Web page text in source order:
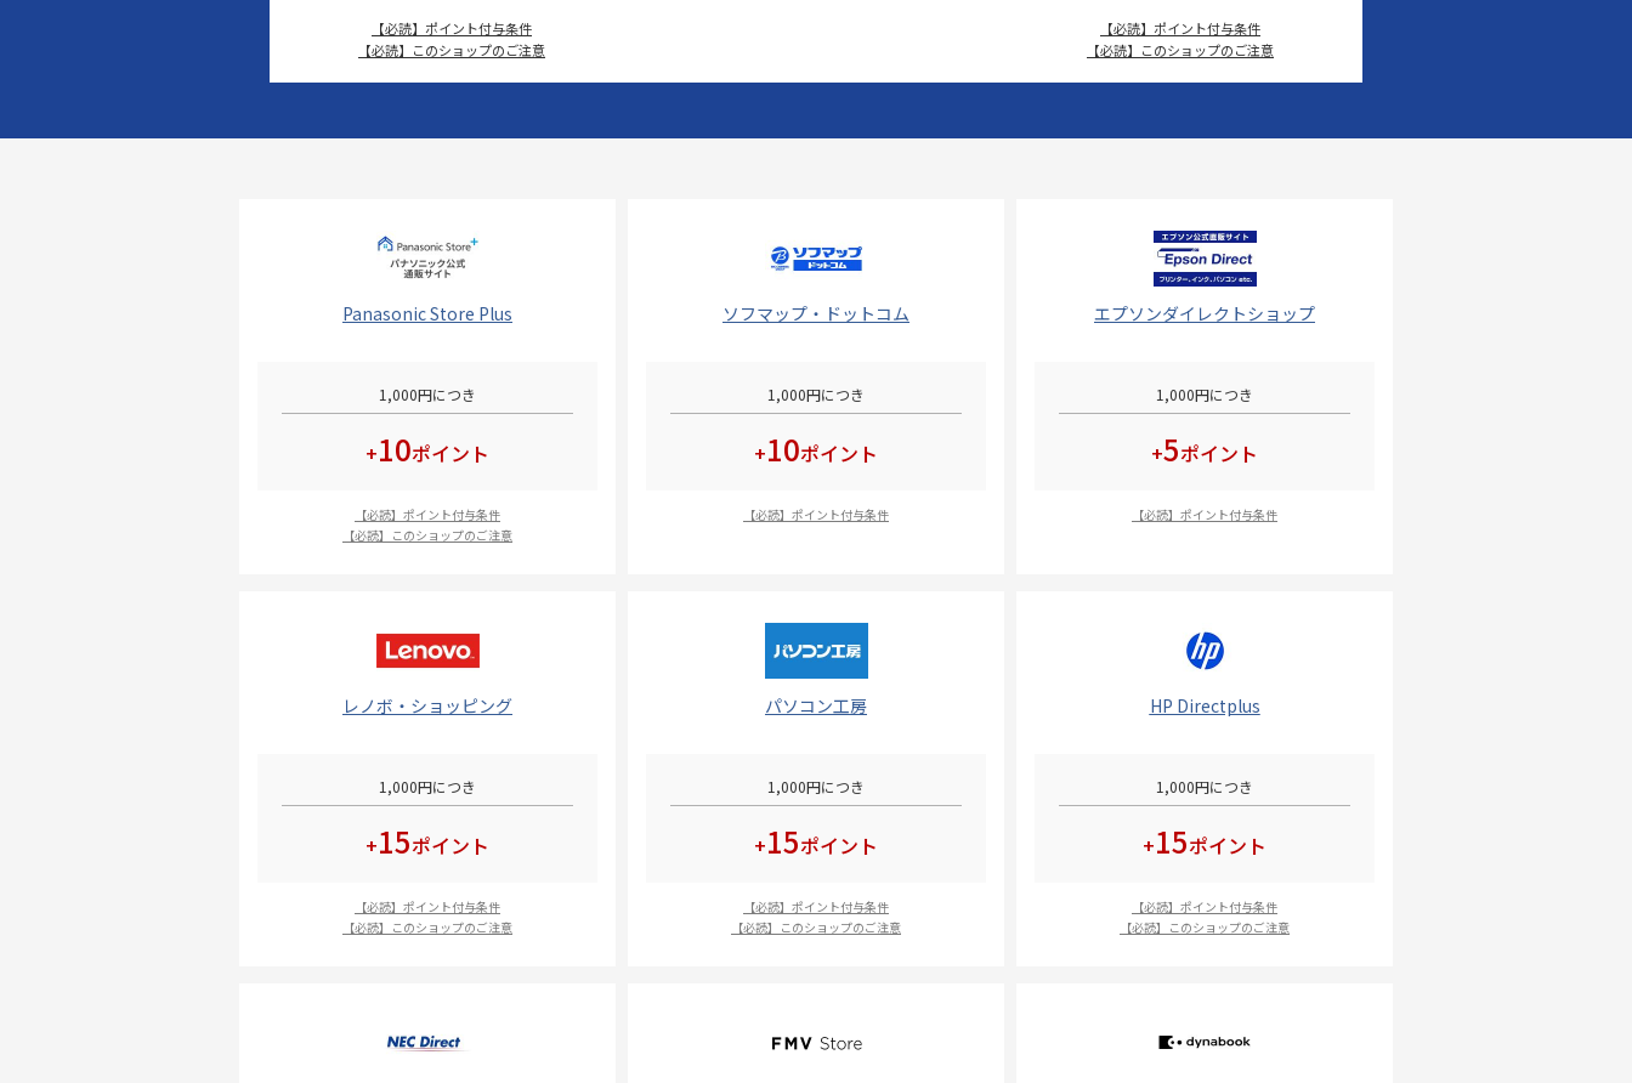
【必読】ポイント付与条件
【必読】このショップのご注意
【必読】ポイント付与条件
【必読】このショップのご注意
Panasonic Store Plus
1,000円につき
+10ポイント
【必読】ポイント付与条件
【必読】このショップのご注意
ソフマップ・ドットコム
1,000円につき
+10ポイント
【必読】ポイント付与条件
エプソンダイレクトショップ
1,000円につき
+5ポイント
【必読】ポイント付与条件
レノボ・ショッピング
1,000円につき
+15ポイント
【必読】ポイント付与条件
【必読】このショップのご注意
パソコン工房
1,000円につき
+15ポイント
【必読】ポイント付与条件
【必読】このショップのご注意
HP Directplus
1,000円につき
+15ポイント
【必読】ポイント付与条件
【必読】このショップのご注意